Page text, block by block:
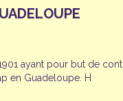
ayant pour but de
en Guadeloupe. H